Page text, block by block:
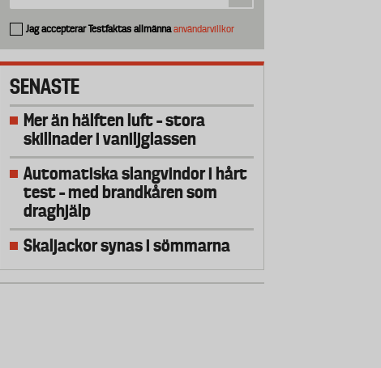
Jag accepterar Testfaktas allmännaanvändarvillkor
SENASTE
Mer än hälften luft – stora
skillnader i vaniljglassen
Automatiska slangvindor i hårt
test – med brandkåren som
draghjälp
Skaljackor synas i sömmarna